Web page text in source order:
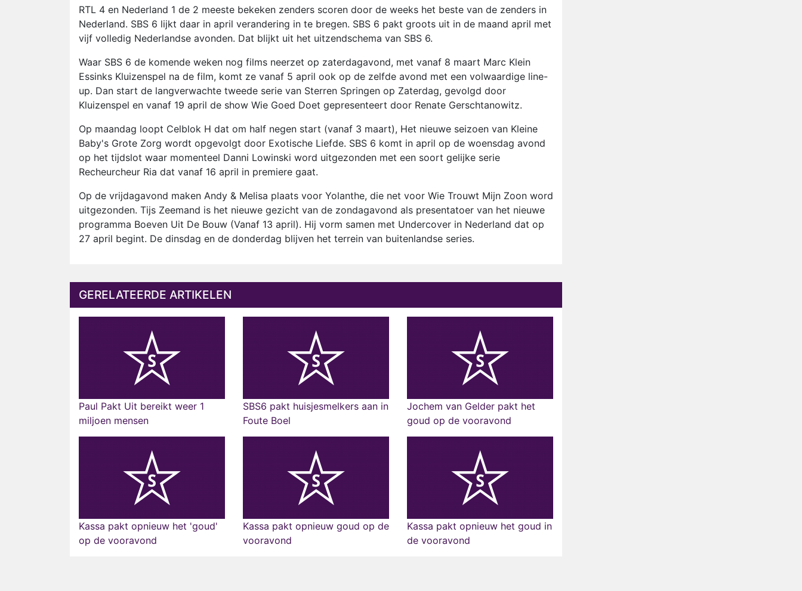
RTL 4 en Nederland 1 de 2 meeste bekeken zenders scoren door de weeks het beste van de zenders in
Nederland. SBS 6 lijkt daar in april verandering in te bregen. SBS 6 pakt groots uit in de maand april met
vijf volledig Nederlandse avonden. Dat blijkt uit het uitzendschema van SBS 6.
Waar SBS 6 de komende weken nog films neerzet op zaterdagavond, met vanaf 8 maart Marc Klein
Essinks Kluizenspel na de film, komt ze vanaf 5 april ook op de zelfde avond met een volwaardige line-
up. Dan start de langverwachte tweede serie van Sterren Springen op Zaterdag, gevolgd door
Kluizenspel en vanaf 19 april de show Wie Goed Doet gepresenteert door Renate Gerschtanowitz.
Op maandag loopt Celblok H dat om half negen start (vanaf 3 maart), Het nieuwe seizoen van Kleine
Baby's Grote Zorg wordt opgevolgt door Exotische Liefde. SBS 6 komt in april op de woensdag avond
op het tijdslot waar momenteel Danni Lowinski word uitgezonden met een soort gelijke serie
Recheurcheur Ria dat vanaf 16 april in premiere gaat.
Op de vrijdagavond maken Andy & Melisa plaats voor Yolanthe, die net voor Wie Trouwt Mijn Zoon word
uitgezonden. Tijs Zeemand is het nieuwe gezicht van de zondagavond als presentatoer van het nieuwe
programma Boeven Uit De Bouw (Vanaf 13 april). Hij vorm samen met Undercover in Nederland dat op
27 april begint. De dinsdag en de donderdag blijven het terrein van buitenlandse series.
GERELATEERDE ARTIKELEN
Paul Pakt Uit bereikt weer 1
miljoen mensen
SBS6 pakt huisjesmelkers aan in
Foute Boel
Jochem van Gelder pakt het
goud op de vooravond
Kassa pakt opnieuw het 'goud'
op de vooravond
Kassa pakt opnieuw goud op de
vooravond
Kassa pakt opnieuw het goud in
de vooravond